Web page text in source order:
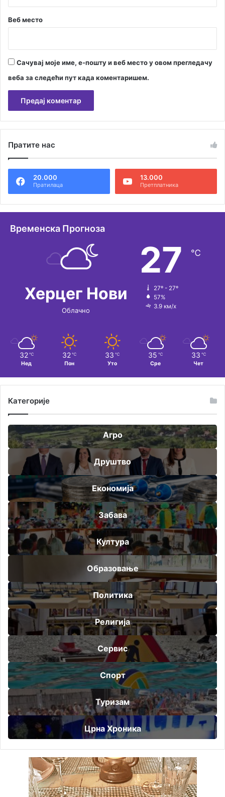
Веб место
Сачувај моје име, е-пошту и веб место у овом прегледачу
веба за следећи пут када коментаришем.
т
н
т
Пратите нас
20.000
Пратилаца
13.000
Претплатника
Временска Прогноза
Херцег Нови
Облачно
27 ℃
27º - 27º
57%
3.9 км/х
32 ℃
Нед
32 ℃
Пон
33 ℃
Уто
35 ℃
Сре
33 ℃
Чет
Категорије
Агро
Друштво
Економија
Забава
Култура
Образовање
Политика
Религија
Сервис
Спорт
Туризам
Црна Хроника